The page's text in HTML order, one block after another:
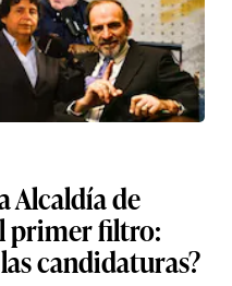
Alcaldía de
primer filtro:
candidaturas?